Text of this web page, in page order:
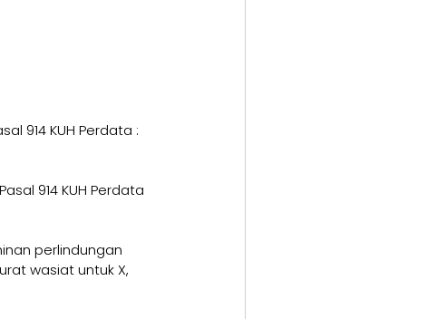
914 KUH Perdata :
914 KUH Perdata
perlindungan
wasiat untuk X,